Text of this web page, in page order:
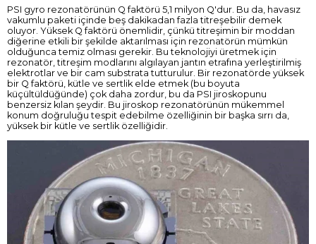
PSI gyro rezonatörünün Q faktörü 5,1 milyon Q'dur. Bu da, havasız
vakumlu paketi içinde beş dakikadan fazla titreşebilir demek
oluyor. Yüksek Q faktörü önemlidir, çünkü titreşimin bir moddan
diğerine etkili bir şekilde aktarılması için rezonatörün mümkün
olduğunca temiz olması gerekir. Bu teknolojiyi üretmek için
rezonatör, titreşim modlarını algılayan jantın etrafına yerleştirilmiş
elektrotlar ve bir cam substrata tutturulur. Bir rezonatörde yüksek
bir Q faktörü, kütle ve sertlik elde etmek (bu boyuta
küçültüldüğünde) çok daha zordur, bu da PSI jiroskopunu
benzersiz kılan şeydir. Bu jiroskop rezonatörünün mükemmel
konum doğruluğu tespit edebilme özelliğinin bir başka sırrı da,
yüksek bir kütle ve sertlik özelliğidir.